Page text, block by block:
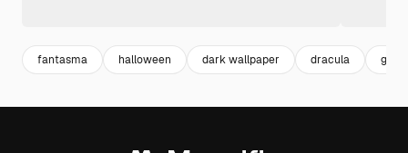
fantasma halloween dark wallpaper dracula